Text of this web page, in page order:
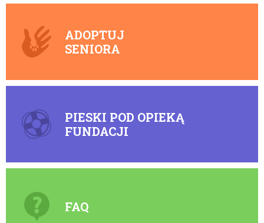
ADOPTUJ
SENIORA
PIESKI POD OPIEKĄ
FUNDACJI
FAQ